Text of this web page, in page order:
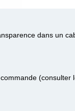
dans un
(consulter